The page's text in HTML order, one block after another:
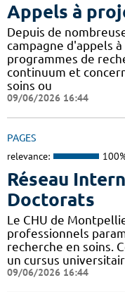
Appels à
Depuis de
campagne d'appels
programmes de
continuum et
soins ou
09/06/2026 16:44
PAGES
relevance:
Réseau
Doctorats
Le CHU de
professionnels
recherche en soins.
un cursus
09/06/2026 16:44